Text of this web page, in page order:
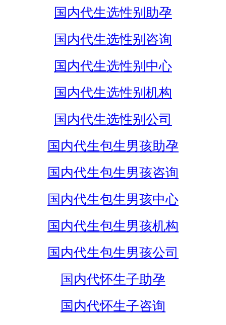
国内代生选性别助孕
国内代生选性别咨询
国内代生选性别中心
国内代生选性别机构
国内代生选性别公司
国内代生包生男孩助孕
国内代生包生男孩咨询
国内代生包生男孩中心
国内代生包生男孩机构
国内代生包生男孩公司
国内代怀生子助孕
国内代怀生子咨询